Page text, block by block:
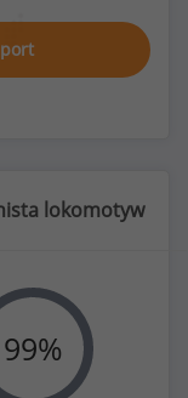
lokomotyw
99%